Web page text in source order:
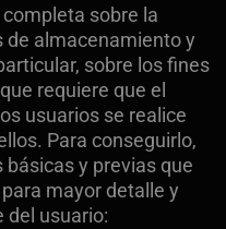
sobre la
de almacenamiento y
sobre los fines
requiere que el
usuarios se realice
Para conseguirlo,
y previas que
mayor detalle y
del usuario: